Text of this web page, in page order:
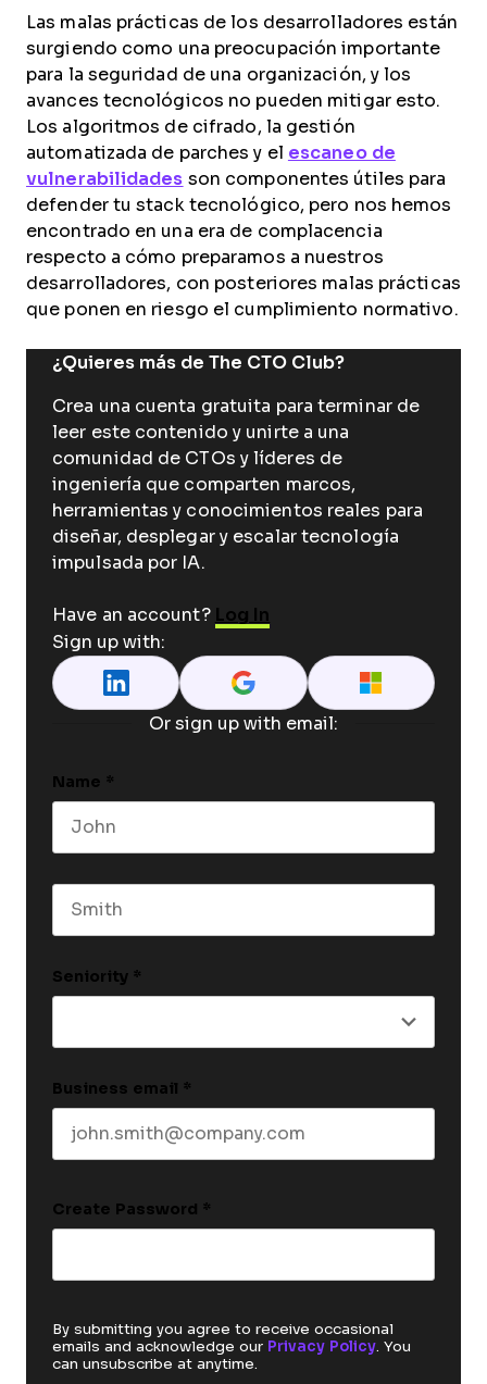
Las malas prácticas de los desarrolladores están
surgiendo como una preocupación importante
para la seguridad de una organización, y los
avances tecnológicos no pueden mitigar esto.
Los algoritmos de cifrado, la gestión
automatizada de parches y el escaneo de
vulnerabilidades son componentes útiles para
defender tu stack tecnológico, pero nos hemos
encontrado en una era de complacencia
respecto a cómo preparamos a nuestros
desarrolladores, con posteriores malas prácticas
que ponen en riesgo el cumplimiento normativo.
¿Quieres más de The CTO Club?
Crea una cuenta gratuita para terminar de
leer este contenido y unirte a una
comunidad de CTOs y líderes de
ingeniería que comparten marcos,
herramientas y conocimientos reales para
diseñar, desplegar y escalar tecnología
impulsada por IA.
Have an account? Log In
Sign up with:
Or sign up with email:
Name *
Seniority *
Business email *
Create Password *
By submitting you agree to receive occasional
emails and acknowledge our Privacy Policy. You
can unsubscribe at anytime.